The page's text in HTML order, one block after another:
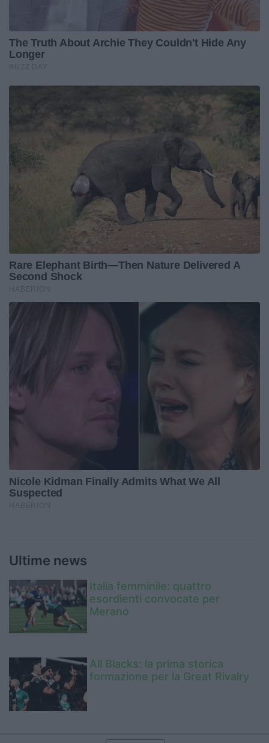
Ultime news
Italia femminile: quattro
esordienti convocate per
Merano
All Blacks: la prima storica
formazione per la Great Rivalry